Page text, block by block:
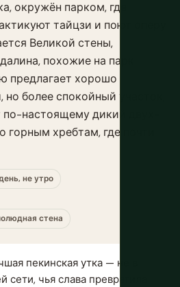
окружён парком, где
тайцзи и поют оперу
Великой стены,
похожие на парк
предлагает хорошо
более спокойный участок,
настоящему дикий двух-
хребтам, где почти
не утро
стена
пекинская утка — не в
сети, чья слава превратила